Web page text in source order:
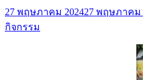
27 พฤษภาคม 202427 พฤษภาคม
กิจกรรม